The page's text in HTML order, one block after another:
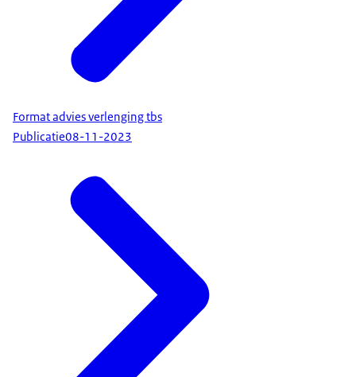
Format advies verlenging tbs
Publicatie08-11-2023